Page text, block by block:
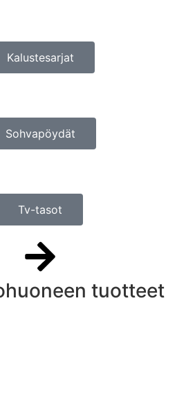
Kalustesarjat
Sohvapöydät
Tv-tasot
tuotteet